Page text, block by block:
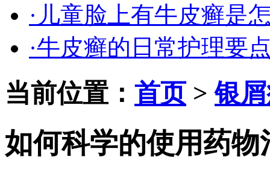
·儿童脸上有牛皮癣是
·牛皮癣的日常护理要
当前位置： 首页>银
如何科学的使用药物